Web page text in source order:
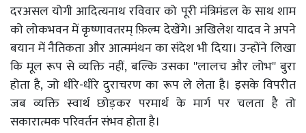
दरअसल योगी आदित्यनाथ रविवार को पूरी मंत्रिमंडल के साथ शाम
को लोकभवन में कृष्णावतरम् फ़िल्म देखेंगे। अखिलेश यादव ने अपने
बयान में नैतिकता और आत्ममंथन का संदेश भी दिया। उन्होंने लिखा
कि मूल रूप से व्यक्ति नहीं, बल्कि उसका ''लालच और लोभ'' बुरा
होता है, जो धीरे-धीरे दुराचरण का रूप ले लेता है। इसके विपरीत
जब व्यक्ति स्वार्थ छोड़कर परमार्थ के मार्ग पर चलता है तो
सकारात्मक परिवर्तन संभव होता है।